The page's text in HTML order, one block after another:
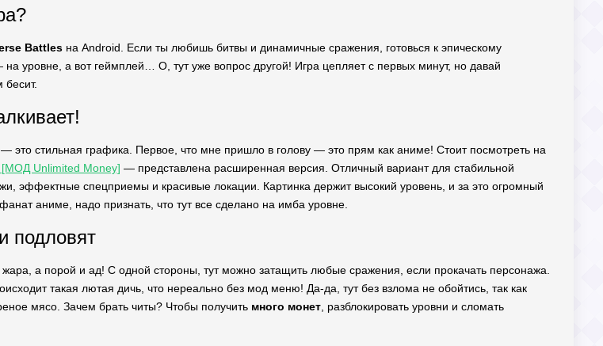
Battles на Android. Если ты любишь битвы и динамичные сражения, готовься к эпическому
уровне, а вот геймплей… О, тут уже вопрос другой! Игра цепляет с первых минут, но давай
— это стильная графика. Первое, что мне пришло в голову — это прям как аниме! Стоит посмотреть на
Unlimited Money] — представлена расширенная версия. Отличный вариант для стабильной
эффектные спецприемы и красивые локации. Картинка держит высокий уровень, и за это огромный
аниме, надо признать, что тут все сделано на имба уровне.
подловят
а порой и ад! С одной стороны, тут можно затащить любые сражения, если прокачать персонажа.
такая лютая дичь, что нереально без мод меню! Да-да, тут без взлома не обойтись, так как
мясо. Зачем брать читы? Чтобы получить много монет , разблокировать уровни и сломать